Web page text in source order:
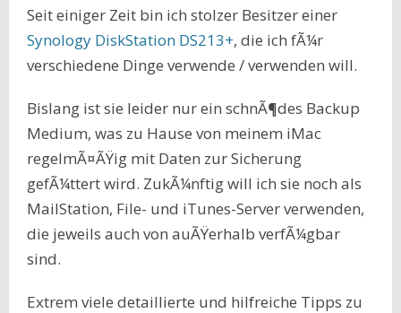
Seit einiger Zeit bin ich stolzer Besitzer einer
Synology DiskStation DS213+, die ich fÃ¼r
verschiedene Dinge verwende / verwenden will.
Bislang ist sie leider nur ein schnÃ¶des Backup
Medium, was zu Hause von meinem iMac
regelmÃ¤ÃŸig mit Daten zur Sicherung
gefÃ¼ttert wird. ZukÃ¼nftig will ich sie noch als
MailStation, File- und iTunes-Server verwenden,
die jeweils auch von auÃŸerhalb verfÃ¼gbar
sind.
Extrem viele detaillierte und hilfreiche Tipps zu